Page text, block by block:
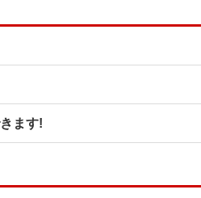
ます!